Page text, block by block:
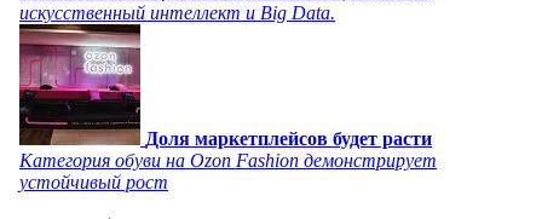
искусственный интеллект и Big Data.
Доля маркетплейсов будет расти
Категория обуви на Ozon Fashion демонстрирует
устойчивый рост